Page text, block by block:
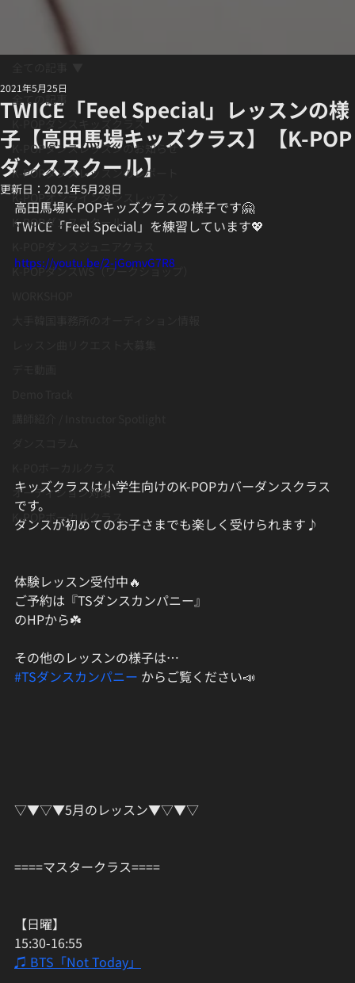
全ての記事
K-POPダンスキッズクラス
K-POPダンスレッスンのお知らせ
K-POPダンスレッスンのレポート
K-POPオンラインダンスレッスン
K-POPダンススクール
K-POPダンスWS（ワークショップ）
オーディション対策
K-POPボーカルクラス
TWICE「Feel Special」レッスンの様
子【高田馬場キッズクラス】【K-POP
ダンススクール】
2021年5月25日
更新日： 2021年5月28日
高田馬場K-POPキッズクラスの様子です🤗
TWICE「Feel Special」を練習しています💖
https://youtu.be/2-jGomvG7R8
キッズクラスは小学生向けのK-POPカバーダンスクラス
です。
ダンスが初めてのお子さまでも楽しく受けられます♪
体験レッスン受付中🔥
ご予約は『TSダンスカンパニー』
のHPから☘️
その他のレッスンの様子は…﻿
#TSダンスカンパニー からご覧ください📣﻿﻿
▽▼▽▼5月のレッスン▼▽▼▽﻿
====マスタークラス====
【日曜】
15:30-16:55
♫ BTS「Not Today」